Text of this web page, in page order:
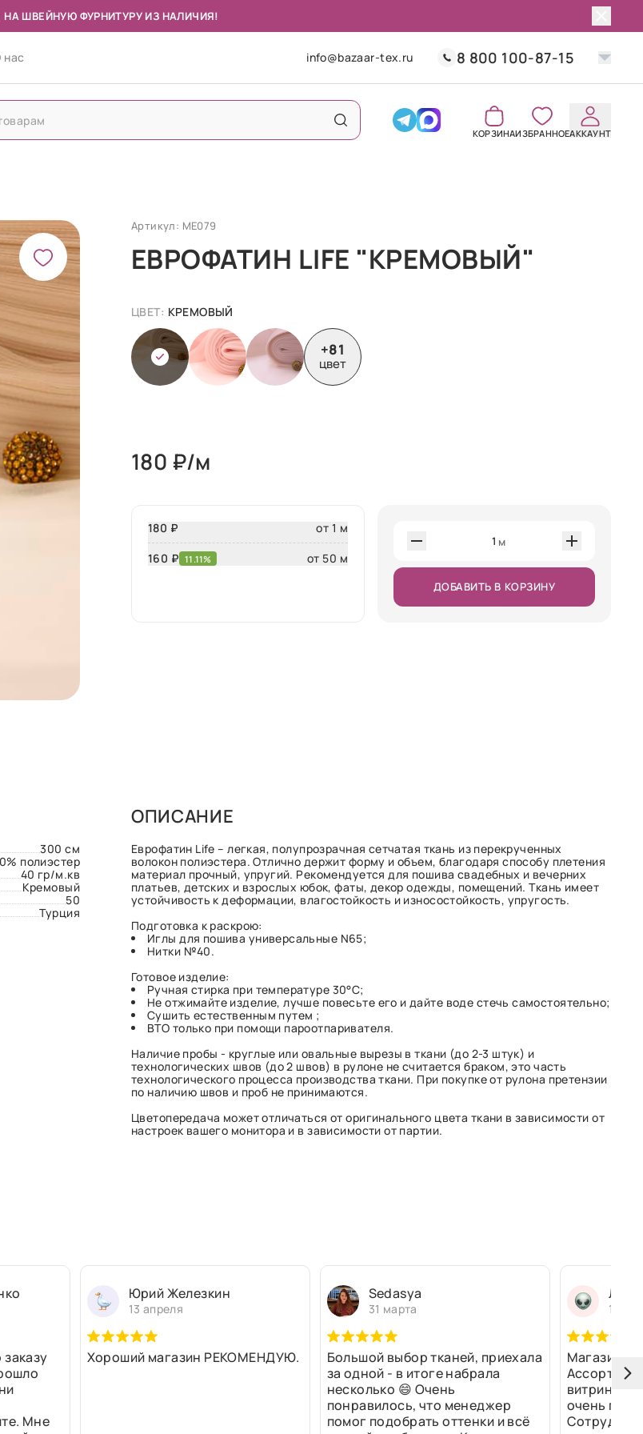
НА ШВЕЙНУЮ ФУРНИТУРУ ИЗ НАЛИЧИЯ!
нас info@bazaar-tex.ru 8 800 100-87-15
КОРЗИНАИЗБРАННОЕАККАУНТ
Артикул: МЕ079
ЕВРОФАТИН LIFE "КРЕМОВЫЙ"
ЦВЕТ: КРЕМОВЫЙ
+81
цвет
180 ₽/м
180 ₽
от 1 м
160 ₽ 11.11% от 50 м
1 м
ДОБАВИТЬ В КОРЗИНУ
300 см
полиэстер
40 гр/м.кв
Кремовый
50
Турция
ОПИСАНИЕ
Еврофатин Life – легкая, полупрозрачная сетчатая ткань из перекрученных
волокон полиэстера. Отлично держит форму и объем, благодаря способу плетения
материал прочный, упругий. Рекомендуется для пошива свадебных и вечерних
платьев, детских и взрослых юбок, фаты, декор одежды, помещений. Ткань имеет
устойчивость к деформации, влагостойкость и износостойкость, упругость.
Подготовка к раскрою:
Иглы для пошива универсальные N65;
Нитки №40.
Готовое изделие:
Ручная стирка при температуре 30°С;
Не отжимайте изделие, лучше повесьте его и дайте воде стечь самостоятельно;
Сушить естественным путем ;
ВТО только при помощи пароотпаривателя.
Наличие пробы - круглые или овальные вырезы в ткани (до 2-3 штук) и
технологических швов (до 2 швов) в рулоне не считается браком, это часть
технологического процесса производства ткани. При покупке от рулона претензии
по наличию швов и проб не принимаются.
Цветопередача может отличаться от оригинального цвета ткани в зависимости от
настроек вашего монитора и в зависимости от партии.
Мне
Юрий Железкин
13 апреля
Хороший магазин РЕКОМЕНДУЮ.
Sedasya
31 марта
Большой выбор тканей, приехала
за одной - в итоге набрала
несколько 😄 Очень
понравилось, что менеджер
помог подобрать оттенки и всё
13
Магазин
витринах
очень